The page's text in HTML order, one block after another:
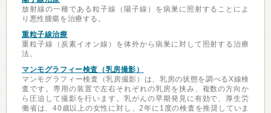
放射線の一種である粒子線（陽子線）を病巣に照射することによ
り悪性腫瘍を治療する。
重粒子線治療
重粒子線（炭素イオン線）を体外から病巣に対して照射する治療
法。
マンモグラフィー検査（乳房撮影）
マンモグラフィー検査（乳房撮影）は、乳房の状態を調べるX線検
査です。専用の装置で左右それぞれの乳房を挟み、複数の方向か
ら圧迫して撮影を行います。乳がんの早期発見に有効で、厚生労
働省は、40歳以上の女性に対し、2年に1度の検査を推奨していま